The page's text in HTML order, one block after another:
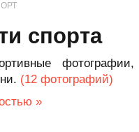
спорта
(12 фотографий)
»